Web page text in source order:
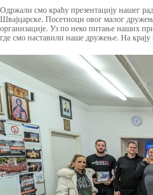
Одржали смо краћу презентацију нашег
Швајцарске. Посетиоци овог малог
организације. Уз по неко питање наших
где смо наставили наше дружење. На